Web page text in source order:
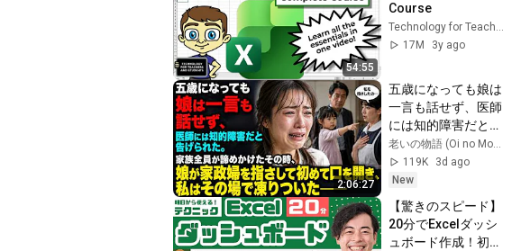
54:55
Course
Technology for Teachers and Students
17M
3y ago
2:06:27
五歳になっても娘は
一言も話せず、医師
には知的障害だと告
げられた。家族全員
が諦めかけたその
時、娘が家政婦を指
さして初めて口を開
き、私はその場で凍
りついた――
老いの物語 (Oi no Monogatari)
119K
3d ago
New
【驚きのスピード】
20分でExcelダッシ
ュボード作成！初心